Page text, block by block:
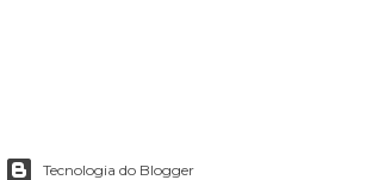
Tecnologia do Blogger